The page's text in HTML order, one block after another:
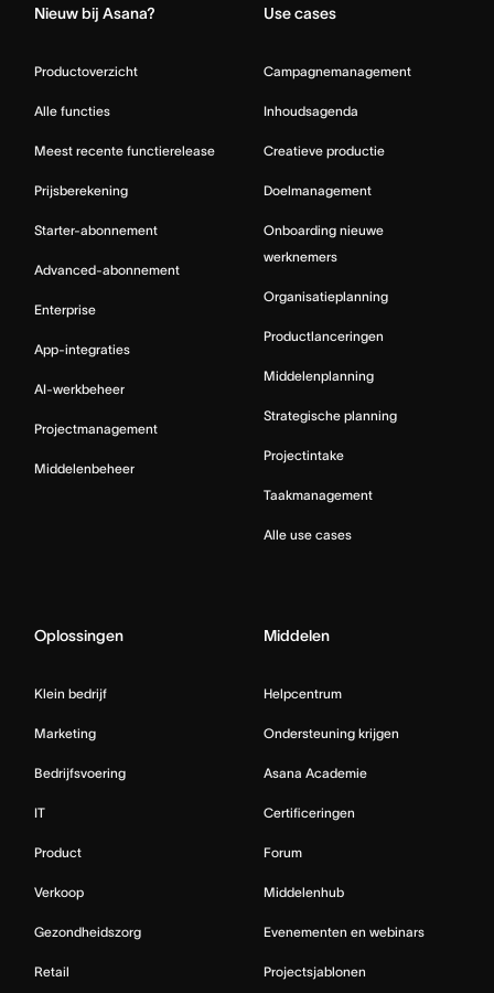
Nieuw bij Asana?
Productoverzicht
Alle functies
Meest recente functierelease
Prijsberekening
Starter-abonnement
Advanced-abonnement
Enterprise
App-integraties
AI-werkbeheer
Projectmanagement
Middelenbeheer
Use cases
Campagnemanagement
Inhoudsagenda
Creatieve productie
Doelmanagement
Onboarding nieuwe
werknemers
Organisatieplanning
Productlanceringen
Middelenplanning
Strategische planning
Projectintake
Taakmanagement
Alle use cases
Oplossingen
Klein bedrijf
Marketing
Bedrijfsvoering
IT
Product
Verkoop
Gezondheidszorg
Retail
Middelen
Helpcentrum
Ondersteuning krijgen
Asana Academie
Certificeringen
Forum
Middelenhub
Evenementen en webinars
Projectsjablonen